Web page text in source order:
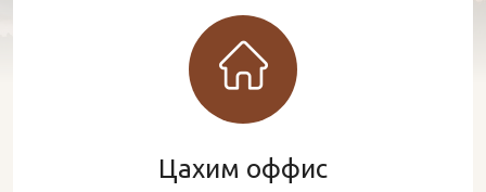
Цахим оффис